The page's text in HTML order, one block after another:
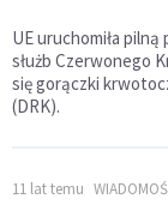
UE uruchomiła
służb Czerwonego
się gorączki
(DRK).
11 lat temu